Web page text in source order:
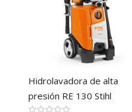
Hidrolavadora de alta
presión RE 130 Stihl